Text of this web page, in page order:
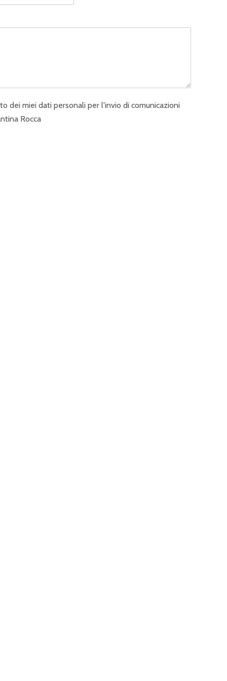
dei miei dati personali per l'invio di comunicazioni
Rocca